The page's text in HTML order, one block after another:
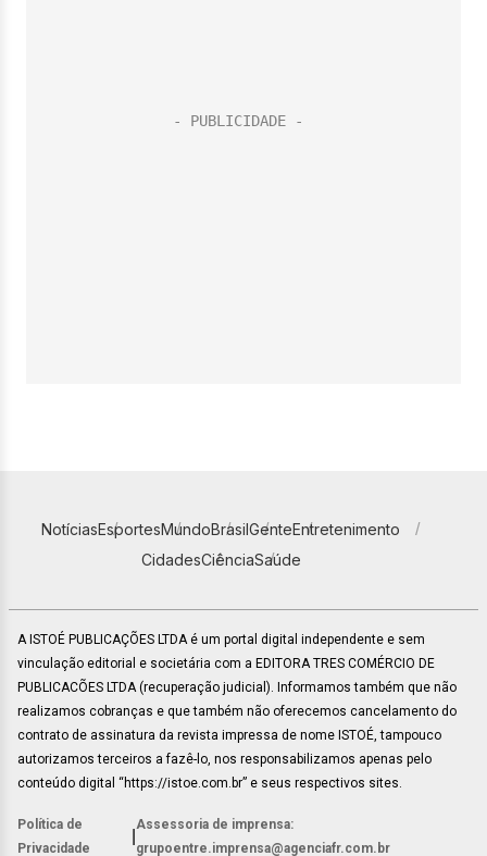
NotíciasEsportesMundoBrasilGenteEntretenimento
CidadesCiênciaSaúde
A ISTOÉ PUBLICAÇÕES LTDA é um portal digital independente e sem
vinculação editorial e societária com a EDITORA TRES COMÉRCIO DE
PUBLICACÕES LTDA (recuperação judicial). Informamos também que não
realizamos cobranças e que também não oferecemos cancelamento do
contrato de assinatura da revista impressa de nome ISTOÉ, tampouco
autorizamos terceiros a fazê-lo, nos responsabilizamos apenas pelo
conteúdo digital “https://istoe.com.br” e seus respectivos sites.
Política de
Privacidade
Assessoria de imprensa:
grupoentre.imprensa@agenciafr.com.br